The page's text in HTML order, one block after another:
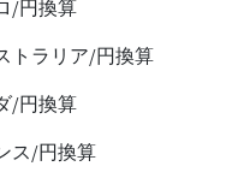
/円換算
トラリア/円換算
/円換算
ス/円換算